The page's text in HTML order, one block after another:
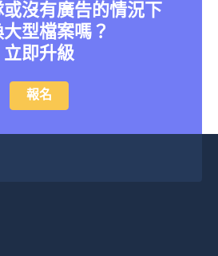
沒有廣告的情況下
型檔案嗎？
立即升級
報名